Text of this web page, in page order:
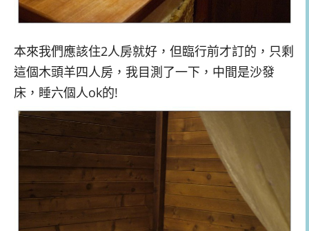
本來我們應該住2人房就好，但臨行前才訂的，只剩
這個木頭羊四人房，我目測了一下，中間是沙發
床，睡六個人ok的!